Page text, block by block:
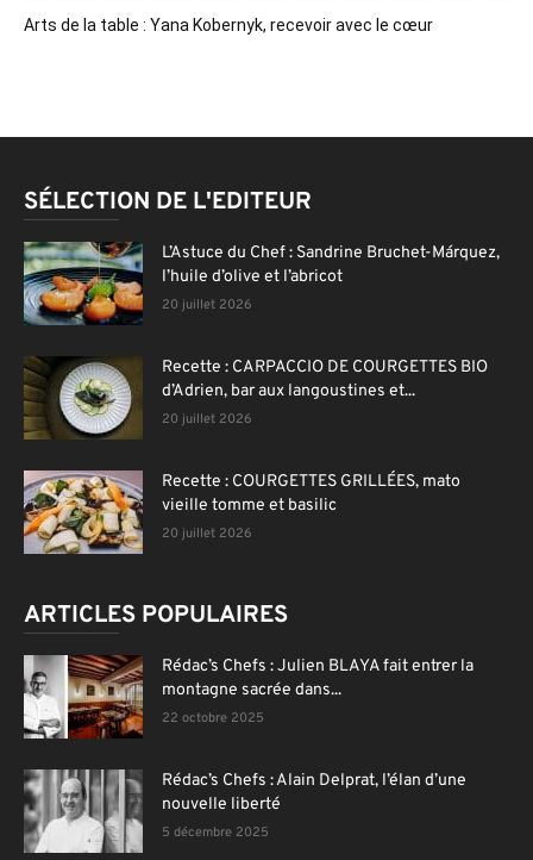
Arts de la table : Yana Kobernyk, recevoir avec le cœur
SÉLECTION DE L'EDITEUR
L’Astuce du Chef : Sandrine Bruchet-Márquez,
l’huile d’olive et l’abricot
20 juillet 2026
Recette : CARPACCIO DE COURGETTES BIO
d’Adrien, bar aux langoustines et...
20 juillet 2026
Recette : COURGETTES GRILLÉES, mato
vieille tomme et basilic
20 juillet 2026
ARTICLES POPULAIRES
Rédac’s Chefs : Julien BLAYA fait entrer la
montagne sacrée dans...
22 octobre 2025
Rédac’s Chefs : Alain Delprat, l’élan d’une
nouvelle liberté
5 décembre 2025